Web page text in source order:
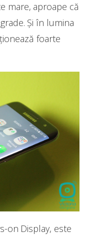
mare, aproape că
Și în lumina
foarte
on Display, este